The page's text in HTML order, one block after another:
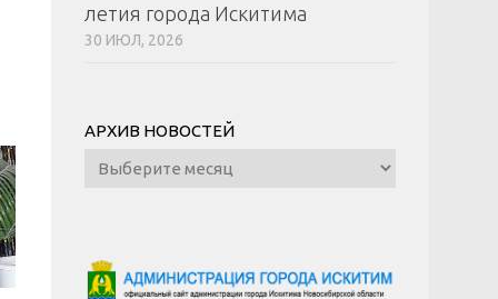
летия города Искитима
30 ИЮЛ, 2026
АРХИВ НОВОСТЕЙ
Архив
новостей